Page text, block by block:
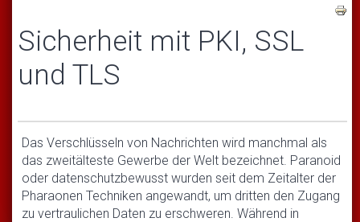
Sicherheit mit PKI, SSL
und TLS
Das Verschlüsseln von Nachrichten wird manchmal als
das zweitälteste Gewerbe der Welt bezeichnet. Paranoid
oder datenschutzbewusst wurden seit dem Zeitalter der
Pharaonen Techniken angewandt, um dritten den Zugang
zu vertraulichen Daten zu erschweren. Während in